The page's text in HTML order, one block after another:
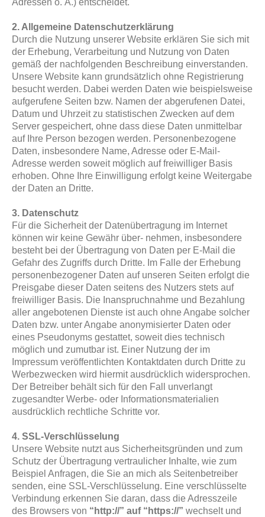
Adressen o. Ä.) entscheidet.
2. Allgemeine Datenschutzerklärung
Durch die Nutzung unserer Website erklären Sie sich mit
der Erhebung, Verarbeitung und Nutzung von Daten
gemäß der nachfolgenden Beschreibung einverstanden.
Unsere Website kann grundsätzlich ohne Registrierung
besucht werden. Dabei werden Daten wie beispielsweise
aufgerufene Seiten bzw. Namen der abgerufenen Datei,
Datum und Uhrzeit zu statistischen Zwecken auf dem
Server gespeichert, ohne dass diese Daten unmittelbar
auf Ihre Person bezogen werden. Personenbezogene
Daten, insbesondere Name, Adresse oder E-Mail-
Adresse werden soweit möglich auf freiwilliger Basis
erhoben. Ohne Ihre Einwilligung erfolgt keine Weitergabe
der Daten an Dritte.
3. Datenschutz
Für die Sicherheit der Datenübertragung im Internet
können wir keine Gewähr über- nehmen, insbesondere
besteht bei der Übertragung von Daten per E-Mail die
Gefahr des Zugriffs durch Dritte. Im Falle der Erhebung
personenbezogener Daten auf unseren Seiten erfolgt die
Preisgabe dieser Daten seitens des Nutzers stets auf
freiwilliger Basis. Die Inanspruchnahme und Bezahlung
aller angebotenen Dienste ist auch ohne Angabe solcher
Daten bzw. unter Angabe anonymisierter Daten oder
eines Pseudonyms gestattet, soweit dies technisch
möglich und zumutbar ist. Einer Nutzung der im
Impressum veröffentlichten Kontaktdaten durch Dritte zu
Werbezwecken wird hiermit ausdrücklich widersprochen.
Der Betreiber behält sich für den Fall unverlangt
zugesandter Werbe- oder Informationsmaterialien
ausdrücklich rechtliche Schritte vor.
4. SSL-Verschlüsselung
Unsere Website nutzt aus Sicherheitsgründen und zum
Schutz der Übertragung vertraulicher Inhalte, wie zum
Beispiel Anfragen, die Sie an mich als Seitenbetreiber
senden, eine SSL-Verschlüsselung. Eine verschlüsselte
Verbindung erkennen Sie daran, dass die Adresszeile
des Browsers von “http://” auf “https://” wechselt und